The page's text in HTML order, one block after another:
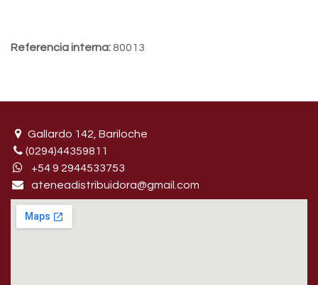
Referencia interna: 80013
Gallardo 142, Bariloche
(0294)44359811
+54 9 29445​33753
ateneadistribuidora@gmail.com